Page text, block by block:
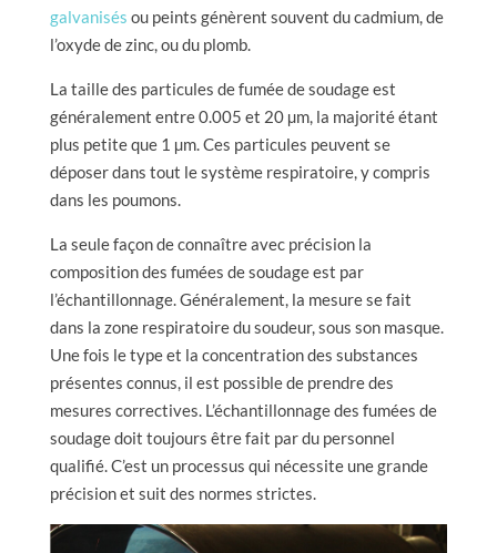
galvanisés ou peints génèrent souvent du cadmium, de
l’oxyde de zinc, ou du plomb.
La taille des particules de fumée de soudage est
généralement entre 0.005 et 20 µm, la majorité étant
plus petite que 1 µm. Ces particules peuvent se
déposer dans tout le système respiratoire, y compris
dans les poumons.
La seule façon de connaître avec précision la
composition des fumées de soudage est par
l’échantillonnage. Généralement, la mesure se fait
dans la zone respiratoire du soudeur, sous son masque.
Une fois le type et la concentration des substances
présentes connus, il est possible de prendre des
mesures correctives. L’échantillonnage des fumées de
soudage doit toujours être fait par du personnel
qualifié. C’est un processus qui nécessite une grande
précision et suit des normes strictes.